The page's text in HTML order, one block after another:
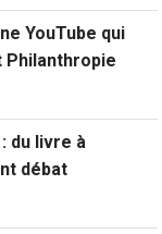
YouTube qui
du livre à
débat